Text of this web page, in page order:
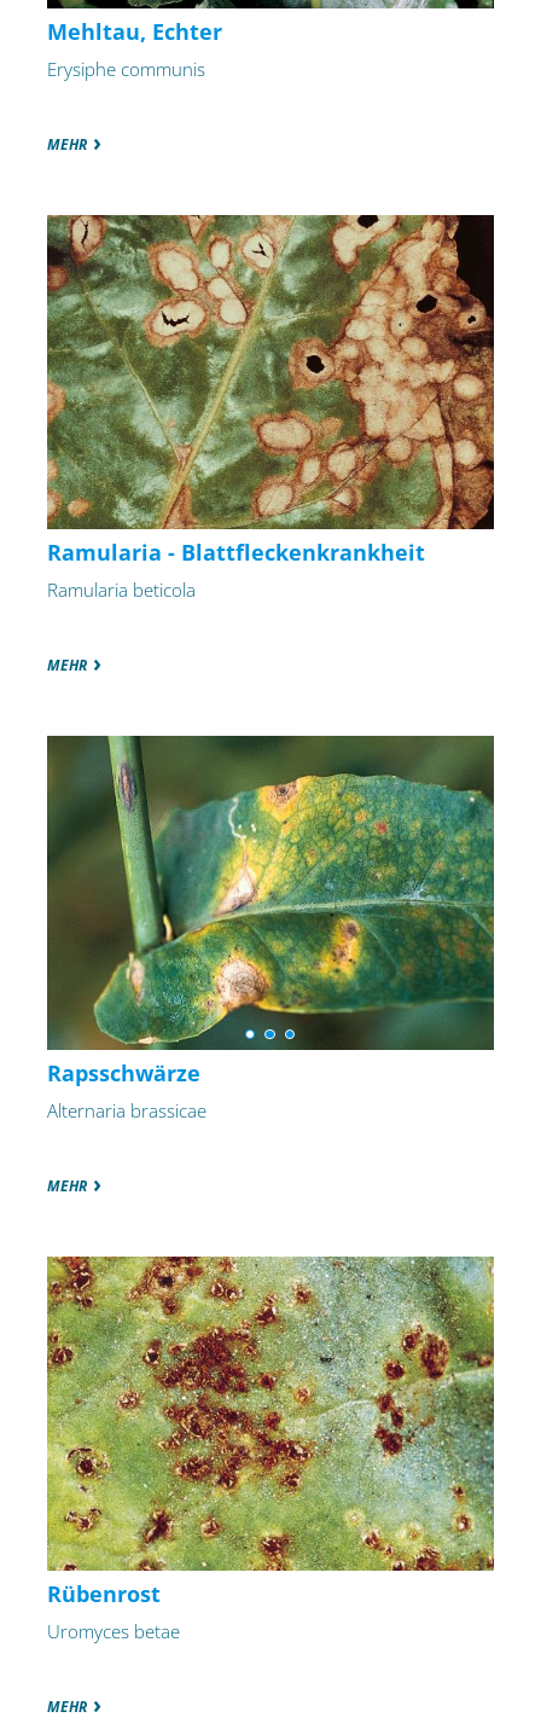
Mehltau, Echter
Erysiphe communis
MEHR
Ramularia - Blattfleckenkrankheit
Ramularia beticola
MEHR
Rapsschwärze
Alternaria brassicae
MEHR
Rübenrost
Uromyces betae
MEHR